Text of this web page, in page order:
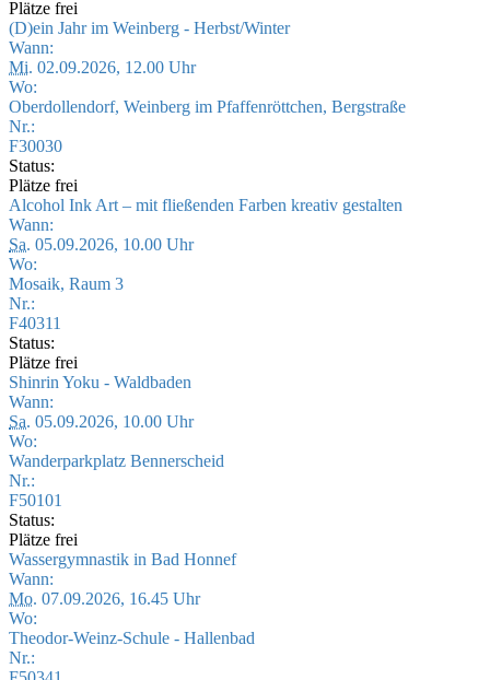
Plätze frei
(D)ein Jahr im Weinberg - Herbst/Winter
Wann:
Mi. 02.09.2026, 12.00 Uhr
Wo:
Oberdollendorf, Weinberg im Pfaffenröttchen, Bergstraße
Nr.:
F30030
Status:
Plätze frei
Alcohol Ink Art – mit fließenden Farben kreativ gestalten
Wann:
Sa. 05.09.2026, 10.00 Uhr
Wo:
Mosaik, Raum 3
Nr.:
F40311
Status:
Plätze frei
Shinrin Yoku - Waldbaden
Wann:
Sa. 05.09.2026, 10.00 Uhr
Wo:
Wanderparkplatz Bennerscheid
Nr.:
F50101
Status:
Plätze frei
Wassergymnastik in Bad Honnef
Wann:
Mo. 07.09.2026, 16.45 Uhr
Wo:
Theodor-Weinz-Schule - Hallenbad
Nr.: